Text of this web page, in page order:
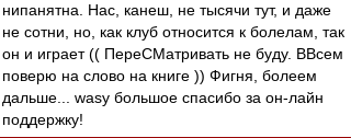
нипанятна. Нас, канеш, не тысячи тут, и даже
не сотни, но, как клуб относится к болелам, так
он и играет (( ПереСМатривать не буду. ВВсем
поверю на слово на книге )) Фигня, болеем
дальше... wasy большое спасибо за он-лайн
поддержку!